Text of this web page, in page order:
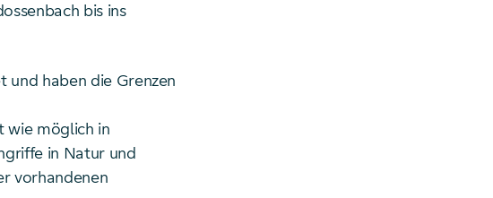
bis ins
und haben die Grenzen
wie möglich in
in Natur und
vorhandenen